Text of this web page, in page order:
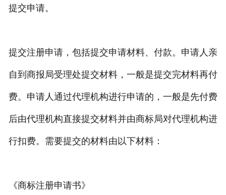
提交申请。
提交注册申请，包括提交申请材料、付款。申请人亲
自到商报局受理处提交材料，一般是提交完材料再付
费。申请人通过代理机构进行申请的，一般是先付费
后由代理机构直接提交材料并由商标局对代理机构进
行扣费。需要提交的材料由以下材料：
《商标注册申请书》